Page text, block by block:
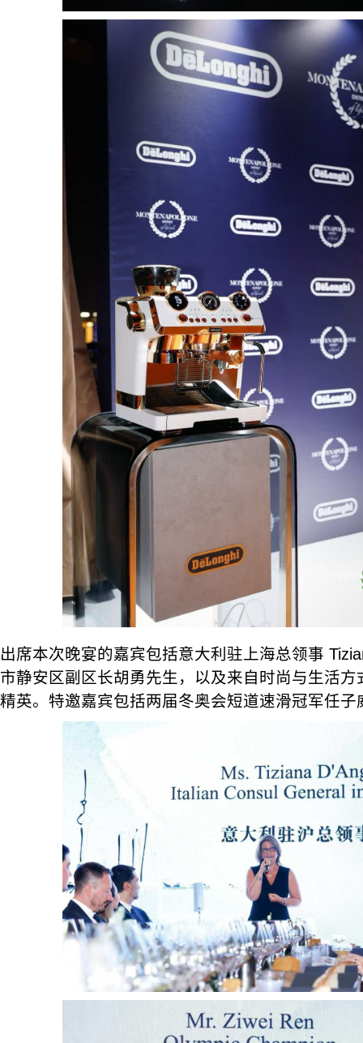
出席本次晚宴的嘉宾包括意大利驻上海总领事
市静安区副区长胡勇先生，以及来自时尚与生活
精英。特邀嘉宾包括两届冬奥会短道速滑冠军任